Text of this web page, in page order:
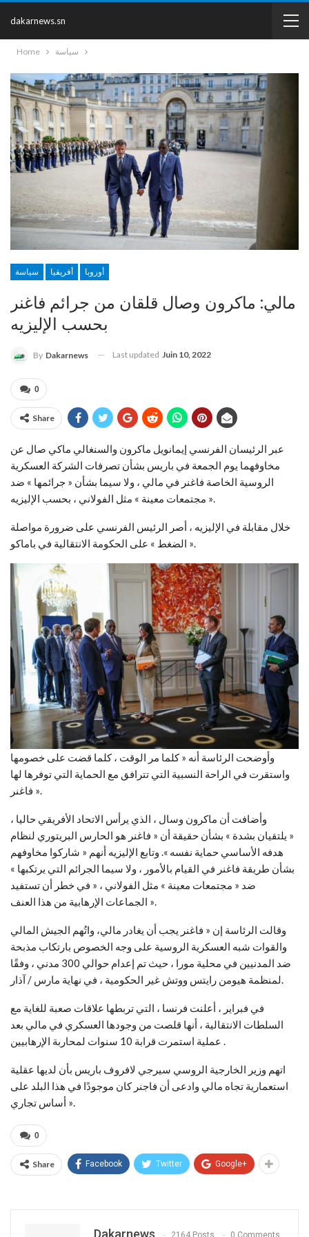
dakarnews.sn
Home سياسة
سياسة أفريقيا أوروبا
مالي: ماكرون وصال قلقان من جرائم فاغنر
بحسب الإليزيه
By Dakarnews Last updated Juin 10, 2022
0
Share
عبر الرئيسان الفرنسي إيمانويل ماكرون والسنغالي ماكي صال عن
مخاوفهما يوم الجمعة في باريس بشأن تصرفات الشركة العسكرية
الروسية الخاصة فاغنر في مالي ، ولا سيما بشأن « جرائمها » ضد
« مجتمعات معينة » مثل الفولاني ، بحسب الإليزيه.
خلال مقابلة في الإليزيه ، أصر الرئيس الفرنسي على ضرورة مواصلة
« الضغط » على الحكومة الانتقالية في باماكو.
وأوضحت الرئاسة أنه « كلما مر الوقت ، كلما قضت على خصومها
واستقرت في الراحة النسبية التي تترافق مع الحماية التي توفرها لها
فاغنر ».
وأضافت أن ماكرون وسال ، الذي يرأس الاتحاد الأفريقي حاليا ،
« يلتقيان بشدة » بشأن حقيقة أن « فاغنر هو الحارس البريتوري لنظام
هدفه الأساسي حماية نفسه ». وتابع الإليزيه أنهم « شاركوا مخاوفهم
بشأن طريقة فاغنر في القيام بالأمور ، ولا سيما الجرائم التي يرتكبها »
ضد « مجتمعات معينة » مثل الفولاني ، « في خطر أن تستفيد
الجماعات الإرهابية من هذا العنف ».
وقالت الرئاسة إن « فاغنر يجب أن يغادر مالي، واتُهم الجيش المالي
والقوات شبه العسكرية الروسية على وجه الخصوص بارتكاب مذبحة
ضد المدنيين في محلية مورا ، حيث تم إعدام حوالي 300 مدني ، وفقًا
لمنظمة هيومن رايتس ووتش غير الحكومية ، في نهاية مارس / آذار.
في فبراير ، أعلنت فرنسا ، التي تربطها علاقات صعبة للغاية مع
السلطات الانتقالية ، أنها قلصت من وجودها العسكري في مالي بعد
عملية استمرت قرابة 10 سنوات لمحاربة الإرهابيين .
اتهم وزير الخارجية الروسي سيرجي لافروف باريس بأن لديها عقلية
استعمارية تجاه مالي وادعى أن فاجنر كان موجودًا في هذا البلد على
أساس تجاري ».
0
Share Facebook Twitter Google+
Dakarnews 2164 Posts 0 Comments